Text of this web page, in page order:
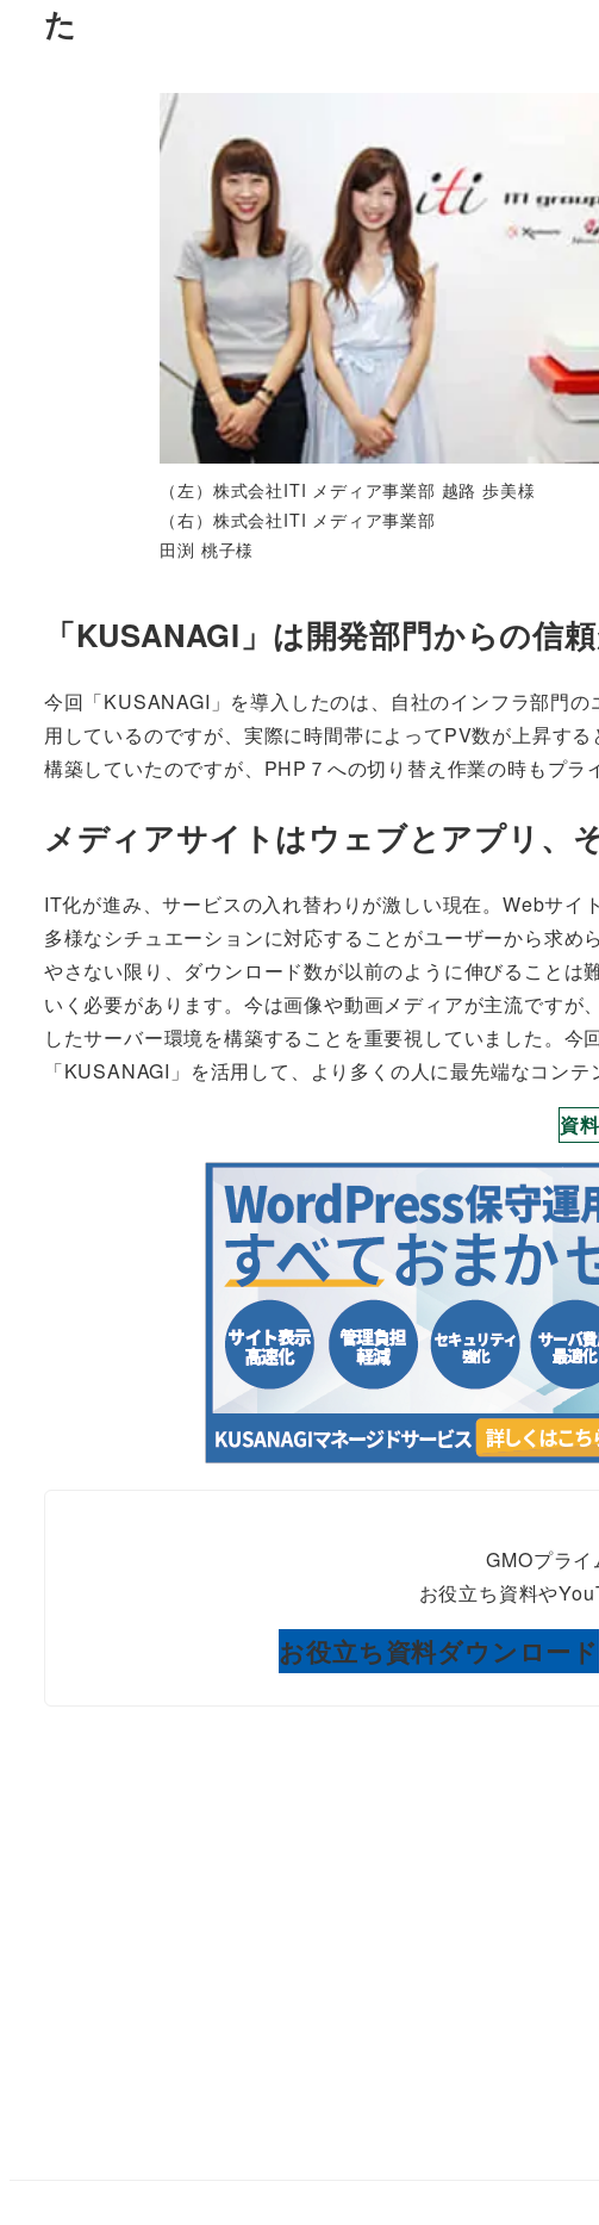
た
（左）株式会社ITI メディア事業部 越路 歩美様
（右）株式会社ITI メディア事業部
田渕 桃子様
「KUSANAGI」は開発部門からの信
今回「KUSANAGI」を導入したのは、自社のインフラ部門
用しているのですが、実際に時間帯によってPV数が上昇す
構築していたのですが、PHP７への切り替え作業の時もプラ
メディアサイトはウェブとアプリ、
IT化が進み、サービスの入れ替わりが激しい現在。Webサイ
多様なシチュエーションに対応することがユーザーから求
やさない限り、ダウンロード数が以前のように伸びること
いく必要があります。今は画像や動画メディアが主流です
したサーバー環境を構築することを重要視していました。
「KUSANAGI」を活用して、より多くの人に最先端なコン
資
GMOプラ
お役立ち資料や
お役立ち資料ダウンロード